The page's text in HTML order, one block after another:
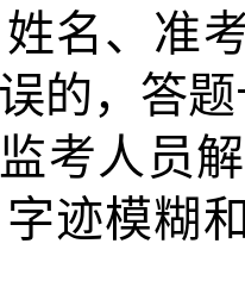
名、准
的，答
考人员
迹模糊